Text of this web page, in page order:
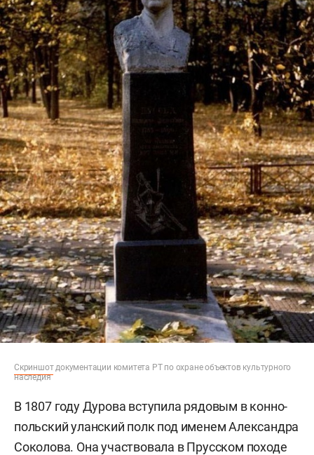
Скриншотдокументации комитета РТ по охране объектов культурного
наследия
В 1807 году Дурова вступила рядовым в конно-
польский уланский полк под именем Александра
Соколова. Она участвовала в Прусском походе